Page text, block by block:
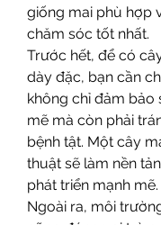
giống mai phù hợp
chăm sóc tốt nhất.
Trước hết, để có
dày đặc, bạn cần
không chỉ đảm bảo
mẽ mà còn phải
bệnh tật. Một cây
thuật sẽ làm nền
phát triển mạnh mẽ.
Ngoài ra, môi